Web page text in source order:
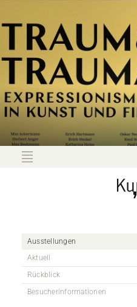
Ausstellungen
Aktuell
Rückblick
Besucherinformationen